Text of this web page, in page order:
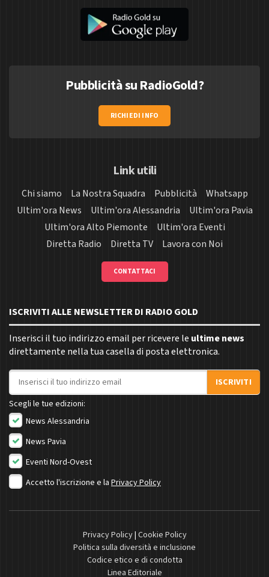
Pubblicità su RadioGold?
RICHIEDI INFO
Link utili
Chi siamo La Nostra Squadra Pubblicità
Whatsapp
Ultim'ora News
Ultim'ora Alessandria
Ultim'ora Pavia
Ultim'ora Alto Piemonte
Ultim'ora Eventi
Diretta Radio
Diretta TV Lavora con Noi
CONTATTACI
ISCRIVITI ALLE NEWSLETTER DI RADIO GOLD
Inserisci il tuo indirizzo email per ricevere le ultime news
direttamente nella tua casella di posta elettronica.
Indirizzo email
ISCRIVITI
Scegli le tue edizioni:
News Alessandria
News Pavia
Eventi Nord-Ovest
Accetto l'iscrizione e la Privacy Policy
Privacy Policy| Cookie Policy
Politica sulla diversità e inclusione
Codice etico e di condotta
Linea Editoriale